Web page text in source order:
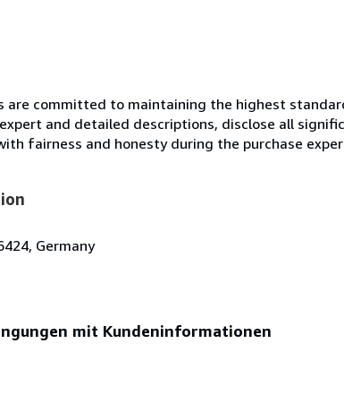
are committed to maintaining the highest
and detailed descriptions, disclose all
fairness and honesty during the purchase
Germany
mit Kundeninformationen